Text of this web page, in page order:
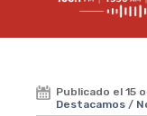
Publicado el 15
Destacamos /